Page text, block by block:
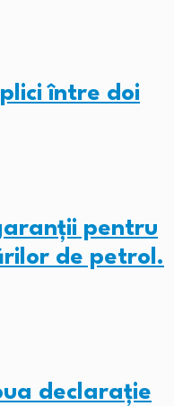
între doi
pentru
de petrol.
declarație